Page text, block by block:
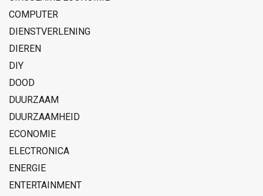
COMPUTER
DIENSTVERLENING
DIEREN
DIY
DOOD
DUURZAAM
DUURZAAMHEID
ECONOMIE
ELECTRONICA
ENERGIE
ENTERTAINMENT